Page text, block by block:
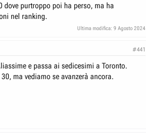
dove purtroppo poi ha perso, ma ha
nel ranking.
Ultima modifica: 9 Agosto 2024
#441
e passa ai sedicesimi a Toronto.
ma vediamo se avanzerà ancora.